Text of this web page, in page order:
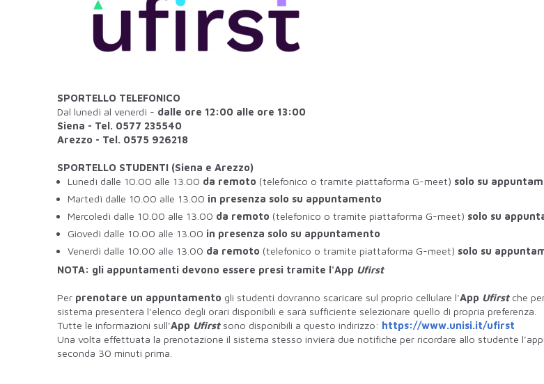
SPORTELLO TELEFONICO
Dal lunedì al venerdì - dalle ore 12:00 alle ore 13:00
Siena - Tel. 0577 235540
Arezzo - Tel. 0575 926218
SPORTELLO STUDENTI (Siena e Arezzo)
Lunedì dalle 10.00 alle 13.00 da remoto (telefonico o tramite piattaforma G-meet) solo su
Martedì dalle 10.00 alle 13.00 in presenza solo su appuntamento
Mercoledì dalle 10.00 alle 13.00 da remoto (telefonico o tramite piattaforma G-meet) solo su
Giovedì dalle 10.00 alle 13.00 in presenza solo su appuntamento
Venerdì dalle 10.00 alle 13.00 da remoto (telefonico o tramite piattaforma G-meet) solo su
NOTA: gli appuntamenti devono essere presi tramite l'App Ufirst
Per prenotare un appuntamento gli studenti dovranno scaricare sul proprio cellulare l'App Ufirstche
sistema presenterà l’elenco degli orari disponibili e sarà sufficiente selezionare quello di propria preferenza.
Tutte le informazioni sull'App Ufirstsono disponibili a questo indirizzo: https://www.unisi.it/ufirst
Una volta effettuata la prenotazione il sistema stesso invierà due notifiche per ricordare allo studente
seconda 30 minuti prima.